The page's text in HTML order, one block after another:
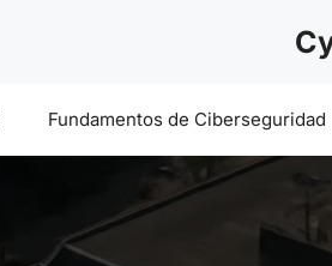
Fundamentos de Ciberseguridad